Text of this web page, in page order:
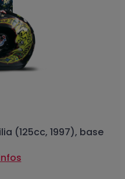
(125cc, 1997), base